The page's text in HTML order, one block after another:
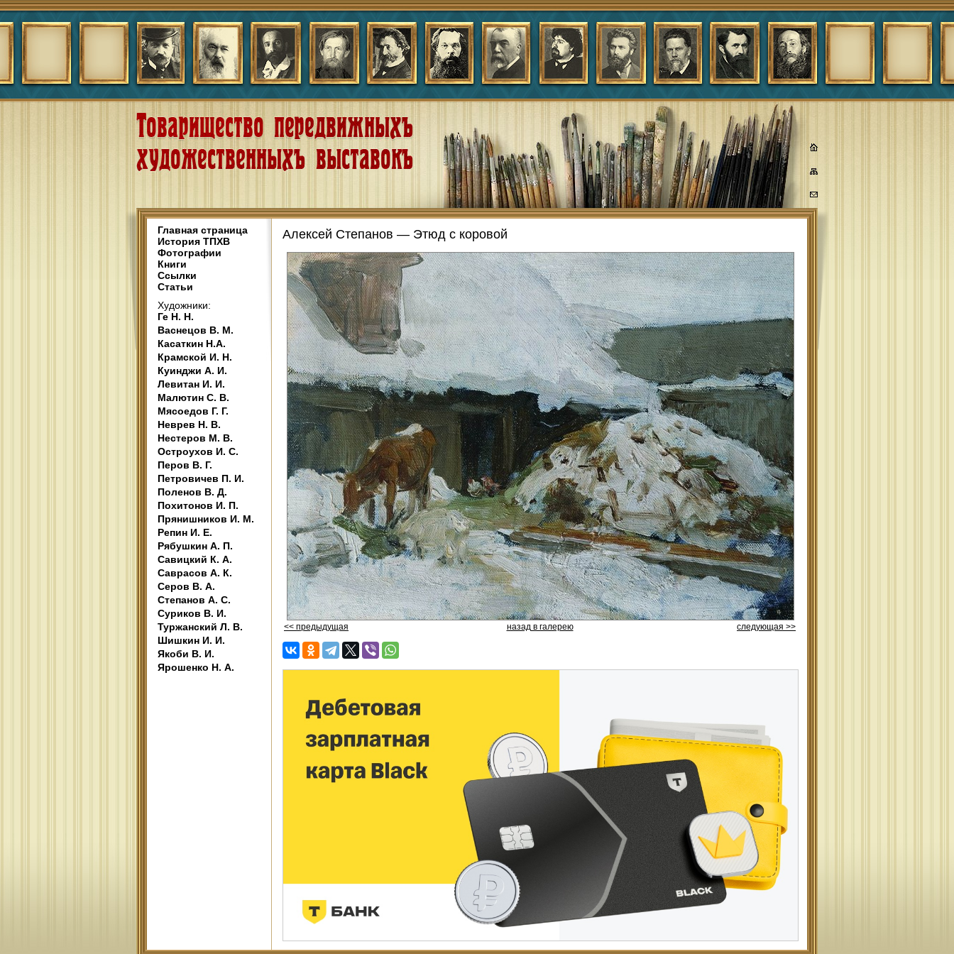
Главная страница
История ТПХВ
Фотографии
Книги
Ссылки
Статьи
Художники:
Ге Н. Н.
Васнецов В. М.
Касаткин Н.А.
Крамской И. Н.
Куинджи А. И.
Левитан И. И.
Малютин С. В.
Мясоедов Г. Г.
Неврев Н. В.
Нестеров М. В.
Остроухов И. С.
Перов В. Г.
Петровичев П. И.
Поленов В. Д.
Похитонов И. П.
Прянишников И. М.
Репин И. Е.
Рябушкин А. П.
Савицкий К. А.
Саврасов А. К.
Серов В. А.
Степанов А. С.
Суриков В. И.
Туржанский Л. В.
Шишкин И. И.
Якоби В. И.
Ярошенко Н. А.
Алексей Степанов — Этюд с коровой
<< предыдущая назад в галерею следующая >>